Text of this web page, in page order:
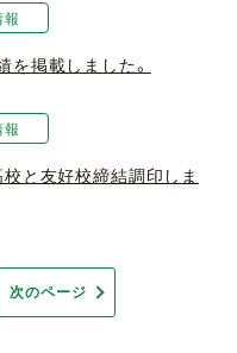
掲載しました。
と友好校締結調印しま
次のページ